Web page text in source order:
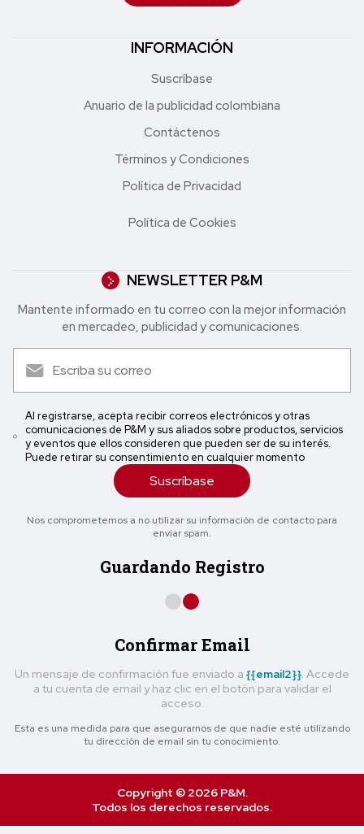
INFORMACIÓN
Suscríbase
Anuario de la publicidad colombiana
Contáctenos
Términos y Condiciones
Política de Privacidad
Política de Cookies
NEWSLETTER P&M
Mantente informado en tu correo con la mejor in formación
en mercadeo, publicidad y comunicaciones.
Al registrarse, acepta recibir correos electrónicos y otras
comunicaciones de P&M y sus aliados sobre productos, servicios
y eventos que ellos consideren que pueden ser de su interés.
Puede retirar su consentimiento en cualquier momento
Suscríbase
Nos comprometemos a no utilizar su información de contacto para
enviar spam.
Guardando Registro
Confirmar Email
Un mensaje de confirmación fue enviado a {{email2}}. Accede
a tu cuenta de email y haz clic en el botón para validar el
acceso.
Esta es una medida para que asegurarnos de que nadie esté utilizando
tu dirección de email sin tu conocimiento.
Copyright © 2026 P&M.
Todos los derechos reservados.